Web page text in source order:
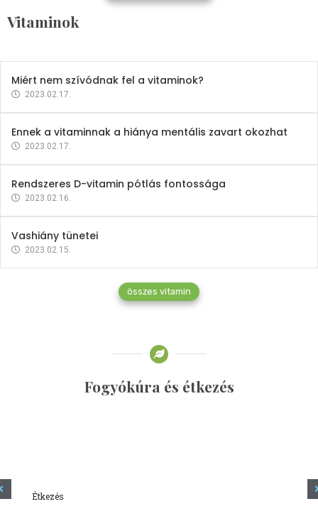
Vitaminok
Mindent a B-12 vitaminról
2023.02.27.
Miért nem szívódnak fel a vitaminok?
2023.02.17.
Ennek a vitaminnak a hiánya mentális zavart okozhat
2023.02.17.
Rendszeres D-vitamin pótlás fontossága
2023.02.16.
Vashiány tünetei
2023.02.15.
összes vitamin
Fogyókúra és étkezés
Étkezés